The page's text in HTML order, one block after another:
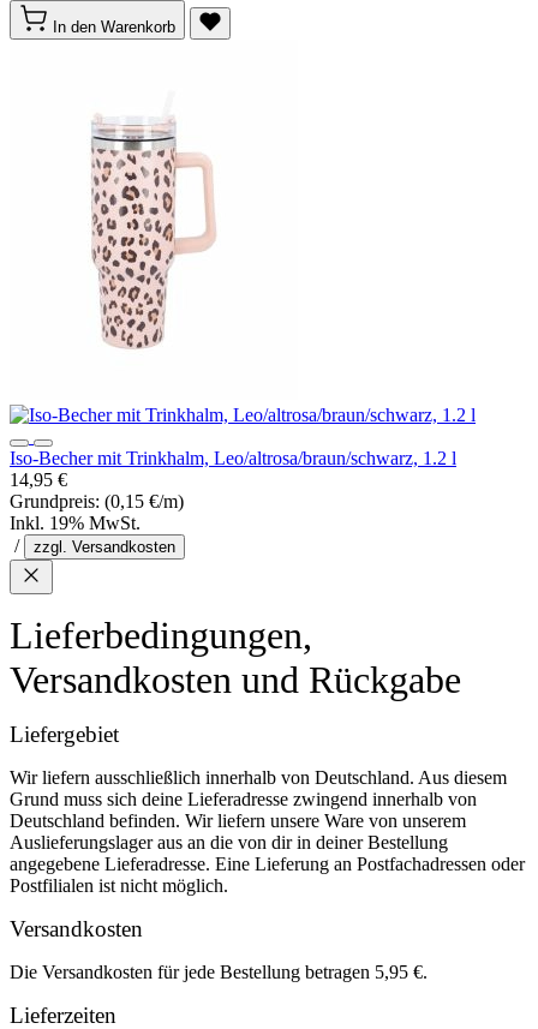
In den Warenkorb
Iso-Becher mit Trinkhalm, Leo/altrosa/braun/schwarz, 1.2 l
14,95 €
Grundpreis: (0,15 €/m)
Inkl. 19% MwSt.
/
zzgl. Versandkosten
Lieferbedingungen,
Versandkosten und Rückgabe
Liefergebiet
Wir liefern ausschließlich innerhalb von Deutschland. Aus diesem
Grund muss sich deine Lieferadresse zwingend innerhalb von
Deutschland befinden. Wir liefern unsere Ware von unserem
Auslieferungslager aus an die von dir in deiner Bestellung
angegebene Lieferadresse. Eine Lieferung an Postfachadressen oder
Postfilialen ist nicht möglich.
Versandkosten
Die Versandkosten für jede Bestellung betragen 5,95 €.
Lieferzeiten